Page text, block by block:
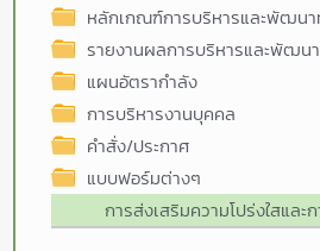
หลักเกณฑ์การบริหารและพัฒน
รายงานผลการบริหารและพัฒน
แผนอัตรากำลัง
การบริหารงานบุคคล
คำสั่ง/ประกาศ
แบบฟอร์มต่างๆ
การส่งเสริมความโปร่งใสแล